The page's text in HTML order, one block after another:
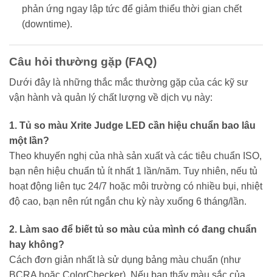
phản ứng ngay lập tức để giảm thiểu thời gian chết
(downtime).
Câu hỏi thường gặp (FAQ)
Dưới đây là những thắc mắc thường gặp của các kỹ sư
vận hành và quản lý chất lượng về dịch vụ này:
1. Tủ so màu Xrite Judge LED cần hiệu chuẩn bao lâu
một lần?
Theo khuyến nghị của nhà sản xuất và các tiêu chuẩn ISO,
bạn nên hiệu chuẩn tủ ít nhất 1 lần/năm. Tuy nhiên, nếu tủ
hoạt động liên tục 24/7 hoặc môi trường có nhiều bụi, nhiệt
độ cao, bạn nên rút ngắn chu kỳ này xuống 6 tháng/lần.
2. Làm sao để biết tủ so màu của mình có đang chuẩn
hay không?
Cách đơn giản nhất là sử dụng bảng màu chuẩn (như
BCRA hoặc ColorChecker). Nếu bạn thấy màu sắc của